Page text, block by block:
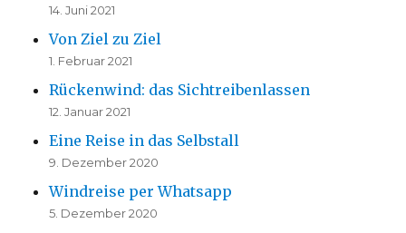
14. Juni 2021
Von Ziel zu Ziel
1. Februar 2021
Rückenwind: das Sichtreibenlassen
12. Januar 2021
Eine Reise in das Selbstall
9. Dezember 2020
Windreise per Whatsapp
5. Dezember 2020